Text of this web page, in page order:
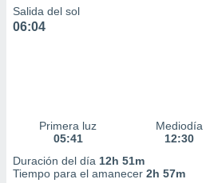
Salida del sol
06:04
Primera luz
05:41
Mediodía
12:30
Duración del día 12h 51m
Tiempo para el amanecer 2h 57m